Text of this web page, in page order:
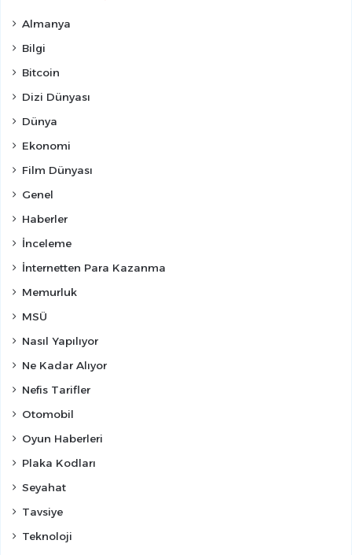
Almanya
Bilgi
Bitcoin
Dizi Dünyası
Dünya
Ekonomi
Film Dünyası
Genel
Haberler
İnceleme
İnternetten Para Kazanma
Memurluk
MSÜ
Nasıl Yapılıyor
Ne Kadar Alıyor
Nefis Tarifler
Otomobil
Oyun Haberleri
Plaka Kodları
Seyahat
Tavsiye
Teknoloji